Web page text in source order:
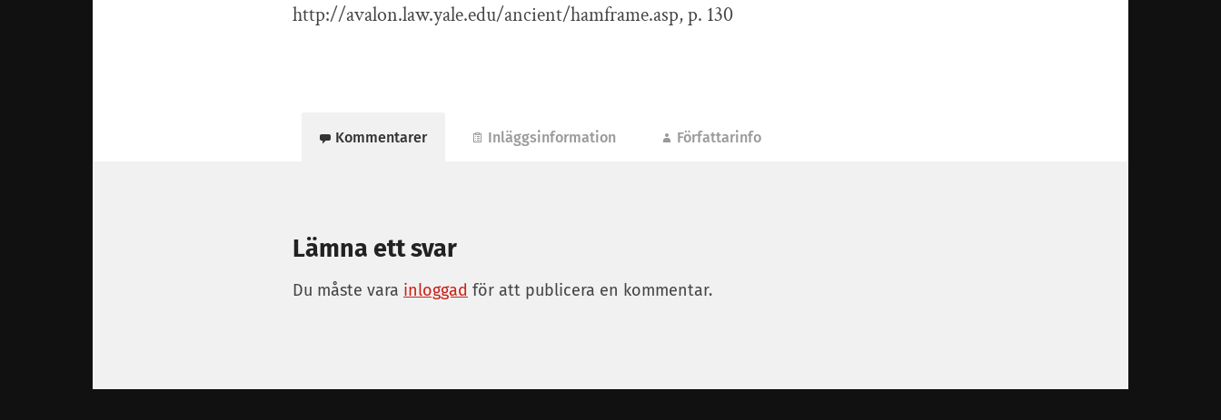
http://avalon.law.yale.edu/ancient/hamframe.asp, p. 130
Kommentarer Inläggsinformation Författarinfo
Lämna ett svar
Du måste vara inloggad för att publicera en kommentar.